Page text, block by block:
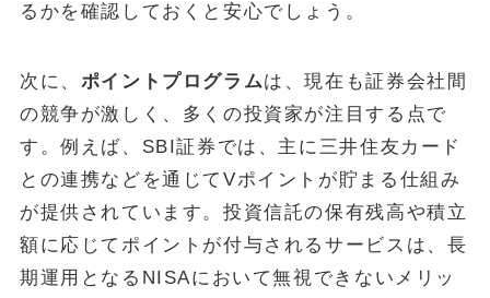
るかを確認しておくと安心でしょう。
次に、 ポイントプログラムは、現在も証券会社間
の競争が激しく、多くの投資家が注目する点で
す。例えば、SBI証券では、主に三井住友カード
との連携などを通じてVポイントが貯まる仕組み
が提供されています。投資信託の保有残高や積立
額に応じてポイントが付与されるサービスは、長
期運用となるNISAにおいて無視できないメリッ